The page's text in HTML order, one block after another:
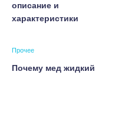
описание и
характеристики
Прочее
Почему мед жидкий